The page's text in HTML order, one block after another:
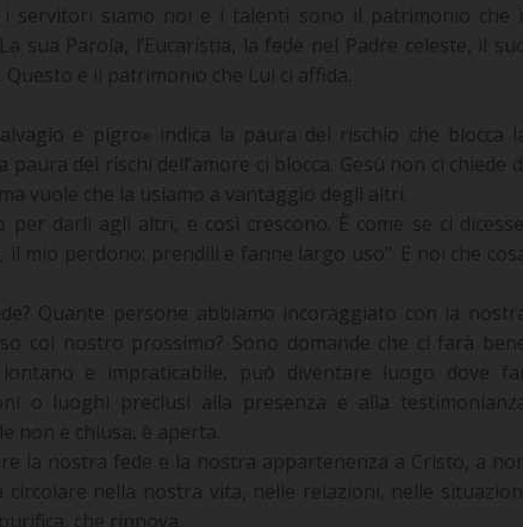
i servitori siamo noi e i talenti sono il patrimonio che il
Parola, l’Eucaristia, la fede nel Padre celeste, il suo
è il patrimonio che Lui ci affida.
e pigro» indica la paura del rischio che blocca la
dei rischi dell’amore ci blocca. Gesù non ci chiede di
vuole che la usiamo a vantaggio degli altri.
darli agli altri, e così crescono. È come se ci dicesse:
il mio perdono: prendili e fanne largo uso”. E noi che cosa
Quante persone abbiamo incoraggiato con la nostra
col nostro prossimo? Sono domande che ci farà bene
e impraticabile, può diventare luogo dove far
o luoghi preclusi alla presenza e alla testimonianza
non è chiusa, è aperta.
la nostra fede e la nostra appartenenza a Cristo, a non
nella nostra vita, nelle relazioni, nelle situazioni
che rinnova.